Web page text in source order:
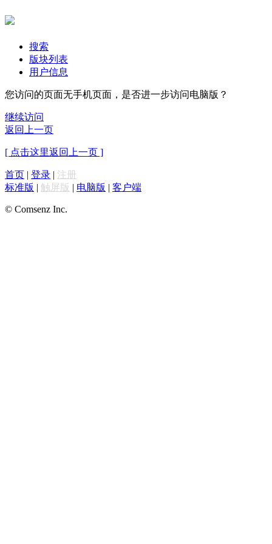
搜索
版块列表
用户信息
您访问的页面无手机页面，是否进一步访问电脑版？
继续访问
返回上一页
[ 点击这里返回上一页 ]
首页 | 登录 | 注册
标准版 | 触屏版 | 电脑版 | 客户端
© Comsenz Inc.